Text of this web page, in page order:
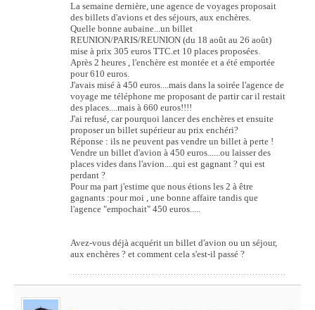
La semaine dernière, une agence de voyages proposait
des billets d'avions et des séjours, aux enchères.
Quelle bonne aubaine...un billet
REUNION/PARIS/REUNION (du 18 août au 26 août)
mise à prix 305 euros TTC.et 10 places proposées.
Après 2 heures , l'enchère est montée et a été emportée
pour 610 euros.
J'avais misé à 450 euros....mais dans la soirée l'agence de
voyage me téléphone me proposant de partir car il restait
des places....mais à 660 euros!!!!
J'ai refusé, car pourquoi lancer des enchères et ensuite
proposer un billet supérieur au prix enchéri?
Réponse : ils ne peuvent pas vendre un billet à perte !
Vendre un billet d'avion à 450 euros......ou laisser des
places vides dans l'avion....qui est gagnant ? qui est
perdant ?
Pour ma part j'estime que nous étions les 2 à être
gagnants :pour moi , une bonne affaire tandis que
l'agence "empochait" 450 euros.....
Avez-vous déjà acquérit un billet d'avion ou un séjour,
aux enchères ? et comment cela s'est-il passé ?